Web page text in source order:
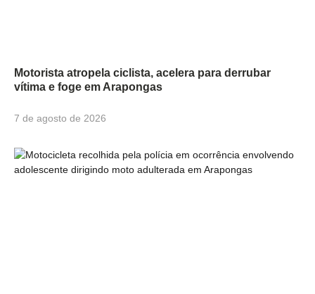
Motorista atropela ciclista, acelera para derrubar
vítima e foge em Arapongas
7 de agosto de 2026